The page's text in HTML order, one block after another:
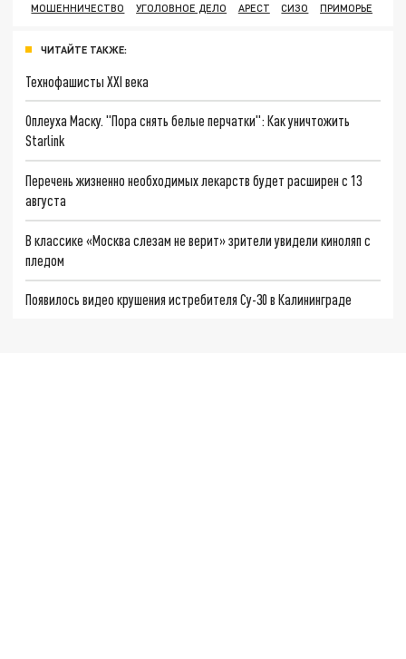
МОШЕННИЧЕСТВО
УГОЛОВНОЕ ДЕЛО АРЕСТ СИЗО ПРИМОРЬЕ
ЧИТАЙТЕ ТАКЖЕ:
Технофашисты XXI века
Оплеуха Маску. "Пора снять белые перчатки": Как уничтожить
Starlink
Перечень жизненно необходимых лекарств будет расширен с 13
августа
В классике «Москва слезам не верит» зрители увидели киноляп с
пледом
Появилось видео крушения истребителя Су-30 в Калининграде